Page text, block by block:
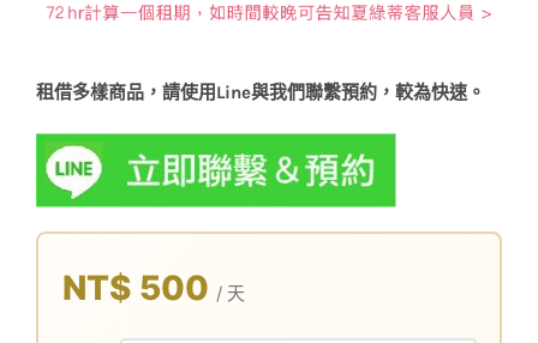
租借多樣商品，請使用Line與我們聯繫預約，較為快速。
NT$ 500 / 天